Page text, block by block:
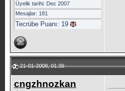
Üyelik tarihi: Dec 2007
Mesajlar: 181
Tecrübe Puanı: 19
21-01-2008, 01:39
cngzhnozkan